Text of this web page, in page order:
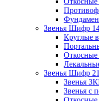
Звенья Шифр
Круглые
Звенья Шифр
Звенья
Звенья с